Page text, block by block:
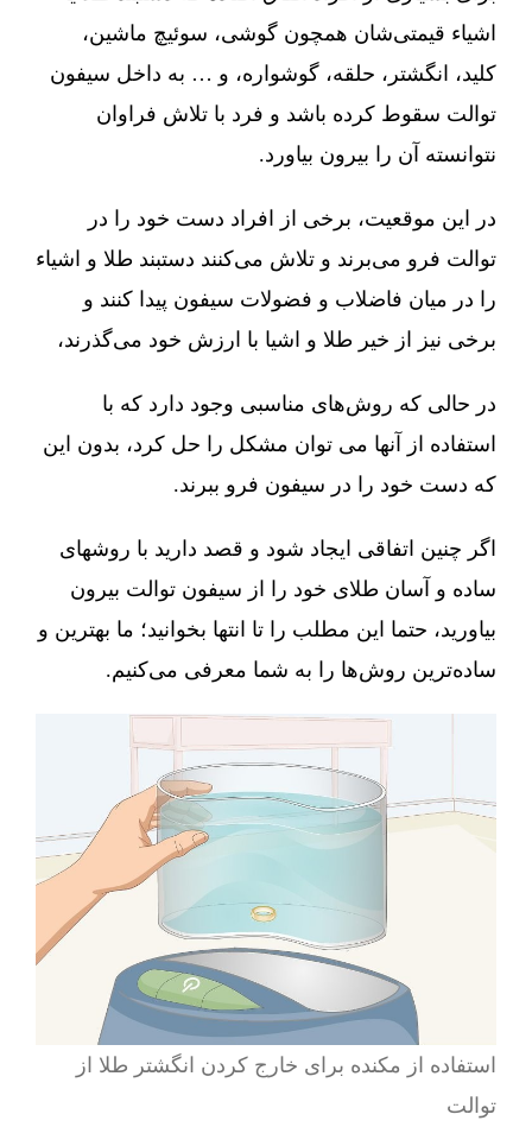
اشیاء قیمتی‌شان همچون گوشی، سوئیچ ماشین،
کلید، انگشتر، حلقه، گوشواره، و … به داخل سیفون
توالت سقوط کرده باشد و فرد با تلاش فراوان
نتوانسته آن را بیرون بیاورد.
در این موقعیت، برخی از افراد دست خود را در
توالت فرو می‌برند و تلاش می‌کنند دستبند طلا و اشیاء
را در میان فاضلاب و فضولات سیفون پیدا کنند و
برخی نیز از خیر طلا و اشیا با ارزش خود می‌گذرند،
در حالی که روش‌های مناسبی وجود دارد که با
استفاده از آنها می توان مشکل را حل کرد، بدون این
که دست خود را در سیفون فرو ببرند.
اگر چنین اتفاقی ایجاد شود و قصد دارید با روشهای
ساده و آسان طلای خود را از سیفون توالت بیرون
بیاورید، حتما این مطلب را تا انتها بخوانید؛ ما بهترین و
ساده‌ترین روش‌ها را به شما معرفی می‌کنیم.
استفاده از مکنده برای خارج کردن انگشتر طلا از
توالت